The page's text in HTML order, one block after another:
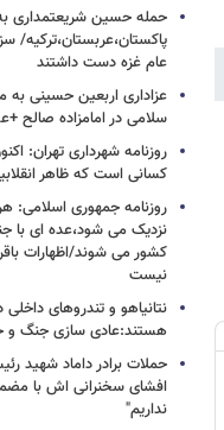
حمله حسین شریعتمداری
پاکستان،عربستان،ترکیه/
عام غزه دست داشتند
عزاداری اربعین حسینی به
سلامی در امامزاده صالح
روزنامه شهرداری تهران:
کسانی است که ظاهر
روزنامه جمهوری اسلامی:
نزدیک می شود،عده ای با
کشور می شوند/اظهارات
نیست
نتانیاهو و تندروهای
هستند:عادی سازی جنگ و
حملات برادر داماد شهید
افشای سخنرانی اش با
نداریم"